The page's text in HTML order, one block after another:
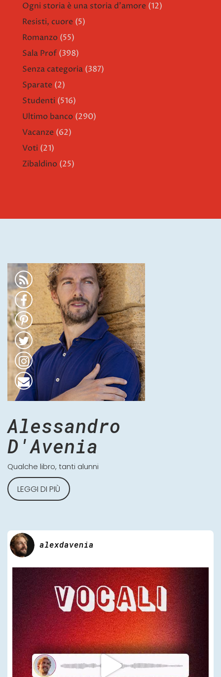
Ogni storia è una storia d'amore (12)
Resisti, cuore (5)
Romanzo (55)
Sala Prof (398)
Senza categoria (387)
Sparate (2)
Studenti (516)
Ultimo banco (290)
Vacanze (62)
Voti (21)
Zibaldino (25)
Alessandro
D'Avenia
Qualche libro, tanti alunni
LEGGI DI PIÙ
alexdavenia